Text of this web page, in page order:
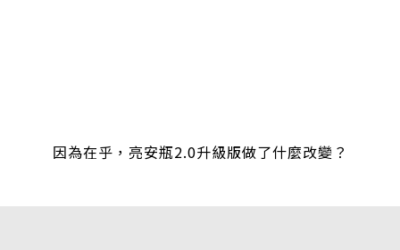
因為在乎，亮安瓶2.0升級版做了什麼改變？